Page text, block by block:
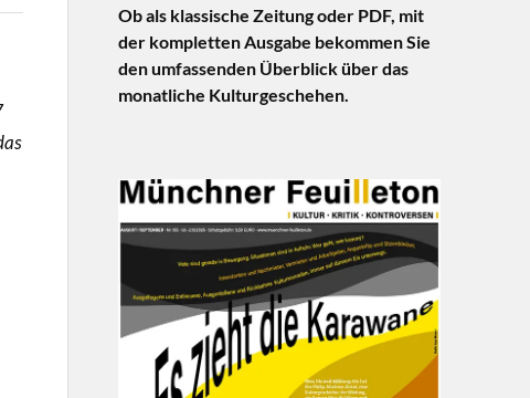
Ob als klassische Zeitung oder PDF, mit
der kompletten Ausgabe bekommen Sie
den umfassenden Überblick über das
monatliche Kulturgeschehen.